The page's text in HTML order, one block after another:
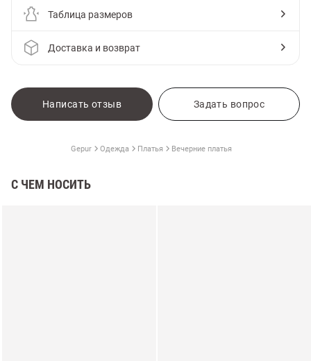
Таблица размеров
Доставка и возврат
Написать отзыв Задать вопрос
Gepur Одежда Платья Вечерние платья
С ЧЕМ НОСИТЬ